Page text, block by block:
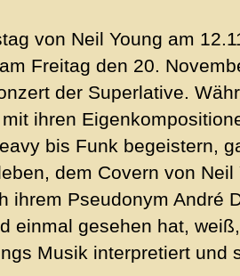
von Neil Young am
Freitag den 20.
der Superlative.
ihren
bis Funk begeistern,
dem Covern von
ihrem Pseudonym André
einmal gesehen hat,
Musik interpretiert und